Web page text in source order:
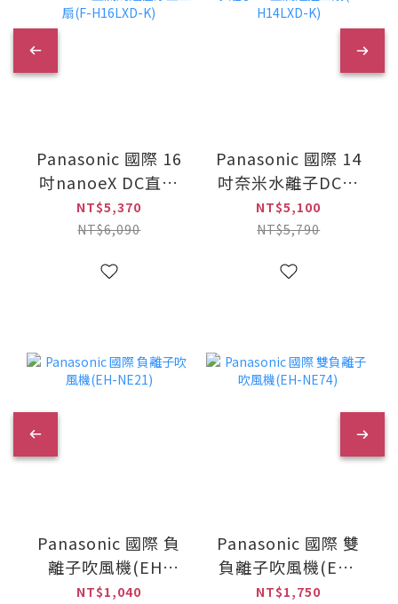
Panasonic 國際 16
吋nanoeX DC直流
馬達極淨型立扇(F-
H16LXD-K)
NT$5,370
NT$6,090
Panasonic 國際 14
吋奈米水離子DC直
流遙控立扇(F-
H14LXD-K)
NT$5,100
NT$5,790
Panasonic 國際 負
離子吹風機(EH-
NE21)
NT$1,040
Panasonic 國際 雙
負離子吹風機(EH-
NE74)
NT$1,750